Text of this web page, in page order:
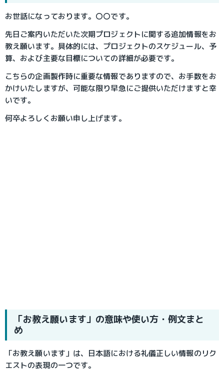
お世話になっております。〇〇です。
先日ご案内いただいた次期プロジェクトに関する追加情報をお
教え願います。具体的には、プロジェクトのスケジュール、予
算、および主要な目標についての詳細が必要です。
こちらの企画製作時に重要な情報でありますので、お手数をお
かけいたしますが、可能な限り早急にご提供いただけますと幸
いです。
何卒よろしくお願い申し上げます。
「お教え願います」の意味や使い方・例文まと
め
「お教え願います」は、日本語における礼儀正しい情報のリク
エストの表現の一つです。